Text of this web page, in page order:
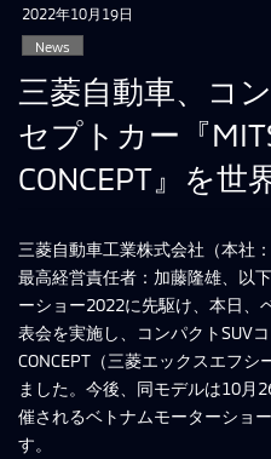
2022年10月19日
News
三菱自動車、コ
セプトカー『
CONCEPT』を世
三菱自動車工業株式会社（本社
最高経営責任者：加藤隆雄、以
ーショー2022に先駆け、本日、
表会を実施し、コンパクトSUV
CONCEPT（三菱エックスエフ
ました。今後、同モデルは10月
催されるベトナムモーターショ
す。